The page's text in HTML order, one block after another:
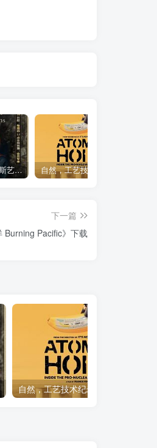
艺术纪录片《波斯艺术 Art of Persia》下载
下一篇
军事，历史纪录片《燃烧的太平洋 Burning Pacific》下载